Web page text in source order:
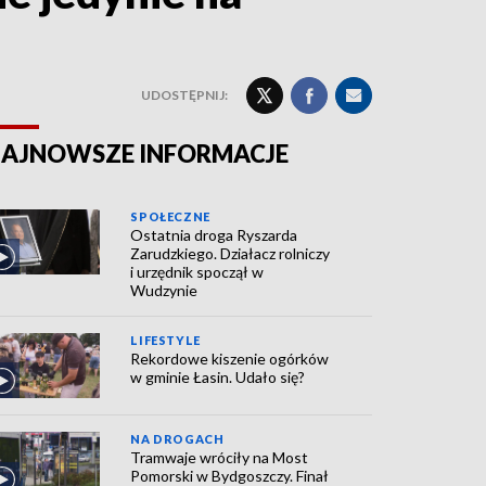
UDOSTĘPNIJ:
INFORMACJE
SPOŁECZNE
Ostatnia droga Ryszarda
Zarudzkiego. Działacz rolniczy
i urzędnik spoczął w
Wudzynie
LIFESTYLE
Rekordowe kiszenie ogórków
w gminie Łasin. Udało się?
NA DROGACH
Tramwaje wróciły na Most
Pomorski w Bydgoszczy. Finał